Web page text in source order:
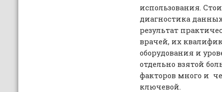
использования.
диагностика
результат
врачей, их
оборудования и
отдельно взятой
факторов много и
ключевой.